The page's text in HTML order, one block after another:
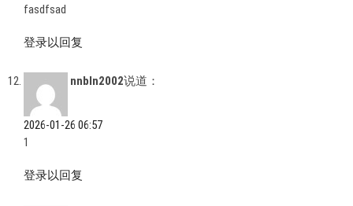
fasdfsad
登录以回复
nnbln2002说道：
2026-01-26 06:57
1
登录以回复